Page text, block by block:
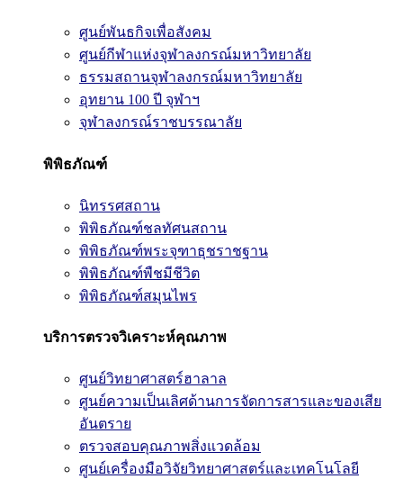
ศูนย์พันธกิจเพื่อสังคม
ศูนย์กีฬาแห่งจุฬาลงกรณ์มหาวิทยาลัย
ธรรมสถานจุฬาลงกรณ์มหาวิทยาลัย
อุทยาน 100 ปี จุฬาฯ
จุฬาลงกรณ์ราชบรรณาลัย
พิพิธภัณฑ์
นิทรรศสถาน
พิพิธภัณฑ์ชลทัศนสถาน
พิพิธภัณฑ์พระจุฑาธุชราชฐาน
พิพิธภัณฑ์พืชมีชีวิต
พิพิธภัณฑ์สมุนไพร
บริการตรวจวิเคราะห์คุณภาพ
ศูนย์วิทยาศาสตร์ฮาลาล
ศูนย์ความเป็นเลิศด้านการจัดการสารและของเสีย
อันตราย
ตรวจสอบคุณภาพสิ่งแวดล้อม
ศูนย์เครื่องมือวิจัยวิทยาศาสตร์และเทคโนโลยี